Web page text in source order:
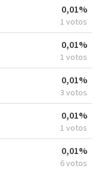
0,01%
1 votos
0,01%
1 votos
0,01%
3 votos
0,01%
1 votos
0,01%
6 votos